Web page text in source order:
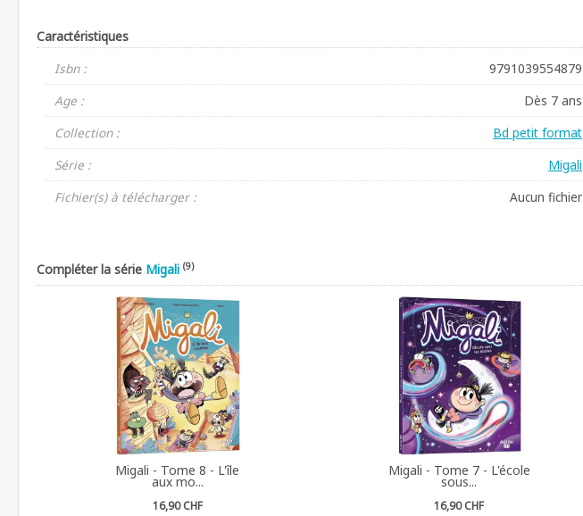
Caractéristiques
Isbn :
9791039554879
Age :
Dès 7 ans
Collection :
Bd petit format
Série :
Migali
Fichier(s) à télécharger :
Aucun fichier
Compléter la série Migali (9)
Migali - Tome 8 - L'île
aux mo...
16,90 CHF
Migali - Tome 7 - L'école
sous...
16,90 CHF